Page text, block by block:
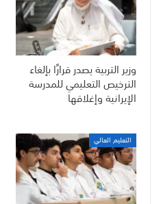
وزير التربية يصدر قرارًا بإلغاء
الترخيص التعليمي للمدرسة
الإيرانية وإغلاقها
التعليم العالي